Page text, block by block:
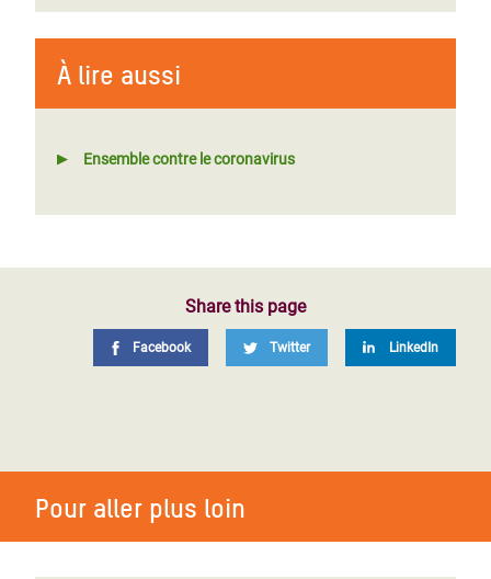
À lire aussi
Ensemble contre le coronavirus
Share this page
Facebook Twitter LinkedIn
Pour aller plus loin